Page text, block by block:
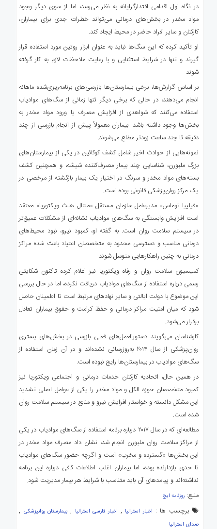
در نگاه اول اقدامی اقتدارگرایانه به نظر می‌رسد، اما از سوی دیگر وجود
مواد مخدر در بخش‌های درمانی می‌تواند خطرات جدی برای بیماران،
کارکنان و سایر افراد حاضر در محیط ایجاد کند.
او تأکید کرده که این سگ‌ها نباید به عنوان ابزار روتین مورد استفاده قرار
گیرند و تنها در شرایط استثنایی و با رعایت ملاحظات لازم به کار گرفته
شوند.
بر اساس گزارش‌ها، برخی بیمارستان‌ها بازرسی‌های برنامه‌ریزی‌شده ماهانه
انجام می‌دهند، در حالی که برخی دیگر تنها زمانی از سگ‌های مواد‌یاب
استفاده می‌کنند که شواهدی از افزایش مصرف یا ورود مواد مخدر به
بخش‌ها وجود داشته باشد. بیماران معمولاً پیش از انجام بازرسی از چند
دقیقه تا چند ساعت زودتر مطلع می‌شوند.
نمونه‌هایی از حوادث اخیر شامل کشف کوکائین در یکی از بیمارستان‌های
بزرگ ملبورن، شناسایی چند بیمار مصرف‌کننده شیشه، و همچنین کشف
بسته‌های مواد مخدر و سرنگ در اختیار یک بیمار بازگشته از مرخصی در
یک مرکز روان‌پزشکی قانونی بوده است.
«فیلیپا توماس» مدیرعامل سازمان مستقل «منتال هلث ویکتوریا» معتقد
است افزایش وابستگی به سگ‌های مواد‌یاب نشانه‌ای از مشکلات عمیق‌تر
در سیستم سلامت روان است. به گفته او، کمبود نیرو، نبود محیط‌های
درمانی مناسب و دسترسی محدود به متخصصان اعتیاد باعث شده مراکز
درمانی به چنین راهکارهایی متوسل شوند.
کمیسیون سلامت روان و رفاه ویکتوریا نیز اعلام کرده تاکنون شکایتی
رسمی درباره استفاده از سگ‌های مواد‌یاب دریافت نکرده، اما در حال بررسی
این موضوع با دولت ایالتی و سایر نهادهای مرتبط است تا اطمینان حاصل
شود که میان امنیت مراکز درمانی و حفظ کرامت و حقوق بیماران تعادل
برقرار می‌شود.
کارشناسان می‌گویند دستورالعمل‌های فعلی بازرسی در بخش‌های بستری
روان‌پزشکی از سال ۲۰۱۴ به‌روزرسانی نشده‌اند و در آن زمان استفاده از
سگ‌های مواد‌یاب در بیمارستان‌ها رایج نبوده است.
در همین حال، اتحادیه کارکنان خدمات درمانی و اجتماعی ویکتوریا نیز
کمبود متخصصان حوزه الکل و مواد مخدر را یکی از عوامل اصلی تشدید
این مشکل دانسته و خواستار افزایش نیرو و منابع در سیستم سلامت روان
شده است.
مطالعه‌ای که در سال ۲۰۱۷ درباره برنامه استفاده از سگ‌های مواد‌یاب در یکی
از مراکز سلامت روان ملبورن انجام شد، نشان داد مصرف مواد مخدر در
این بخش‌ها «گسترده و مخرب» است و اگرچه حضور سگ‌های مواد‌یاب
تا حدی بازدارنده بوده، اما بیماران اغلب اطلاعات کافی درباره این برنامه
نداشته‌اند و پیامدهای آن باید متناسب با شرایط هر بیمار مدیریت شود.
منبع: روزنامه ایج
برچسب ها : اخبار استرالیا , اخبار فارسی استرالیا , بیمارستان روانپزشکی ,
صدای استرالیا